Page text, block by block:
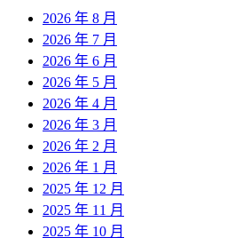
2026 年 8 月
2026 年 7 月
2026 年 6 月
2026 年 5 月
2026 年 4 月
2026 年 3 月
2026 年 2 月
2026 年 1 月
2025 年 12 月
2025 年 11 月
2025 年 10 月